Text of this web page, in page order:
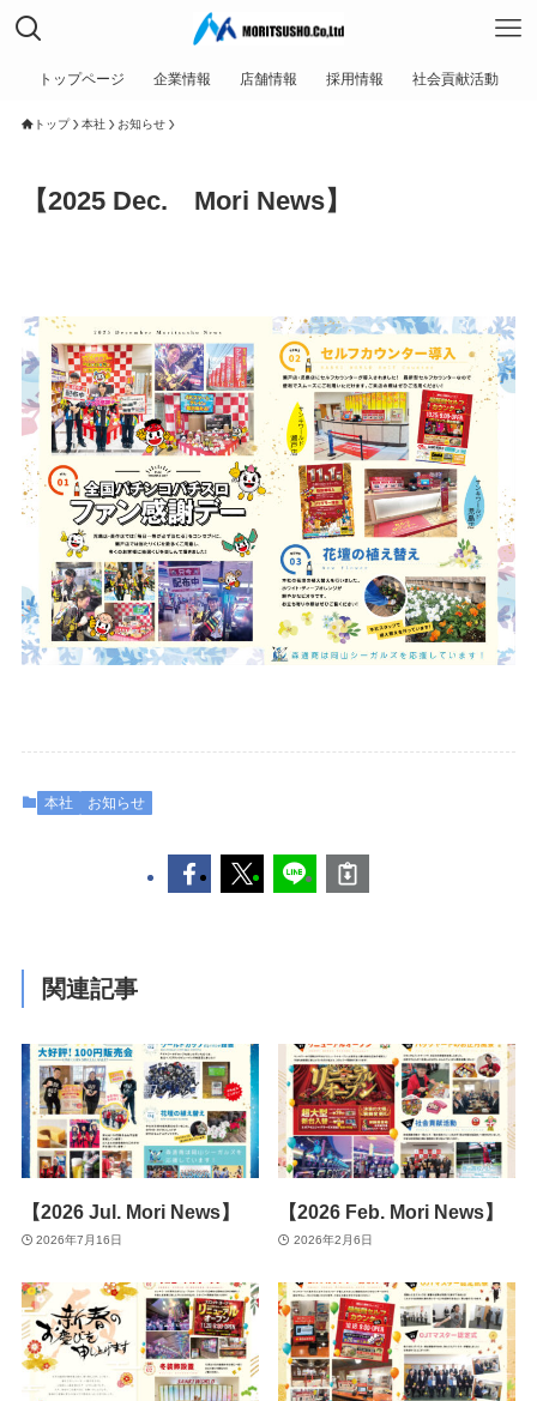
トップページ 企業情報 店舗情報 採用情報 社会貢献活動
トップ 本社 お知らせ
【2025 Dec. Mori News】
本社 お知らせ
関連記事
【2026 Jul. Mori News】
2026年7月16日
【2026 Feb. Mori News】
2026年2月6日